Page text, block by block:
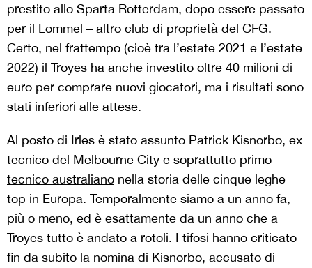
prestito allo Sparta Rotterdam, dopo essere passato
per il Lommel – altro club di proprietà del CFG.
Certo, nel frattempo (cioè tra l’estate 2021 e l’estate
2022) il Troyes ha anche investito oltre 40 milioni di
euro per comprare nuovi giocatori, ma i risultati sono
stati inferiori alle attese.
Al posto di Irles è stato assunto Patrick Kisnorbo, ex
tecnico del Melbourne City e soprattutto primo
tecnico australiano nella storia delle cinque leghe
top in Europa. Temporalmente siamo a un anno fa,
più o meno, ed è esattamente da un anno che a
Troyes tutto è andato a rotoli. I tifosi hanno criticato
fin da subito la nomina di Kisnorbo, accusato di